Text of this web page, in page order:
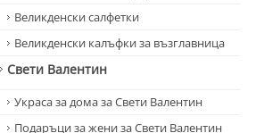
Великденски салфетки
Великденски калъфки за възглавница
Свети Валентин
Украса за дома за Свети Валентин
Подаръци за жени за Свети Валентин